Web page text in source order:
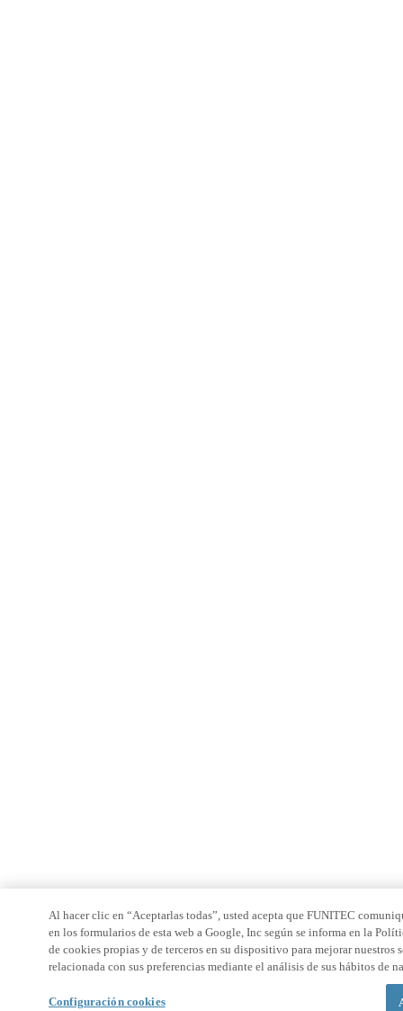
Al hacer clic en “Aceptarlas todas”, usted acepta que FUNITEC
en los formularios de esta web a Google, Inc según se informa en la
de cookies propias y de terceros en su dispositivo para mejorar
relacionada con sus preferencias mediante el análisis de sus hábitos de
Configuración cookies